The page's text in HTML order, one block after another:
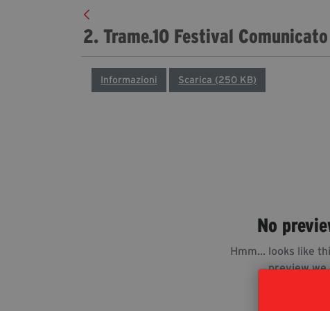
2. Trame.10 Festival
Informazioni Scarica (250 KB)
No
Hmm... looks like
preview we